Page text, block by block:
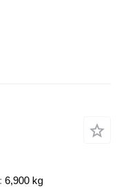
6,900 kg